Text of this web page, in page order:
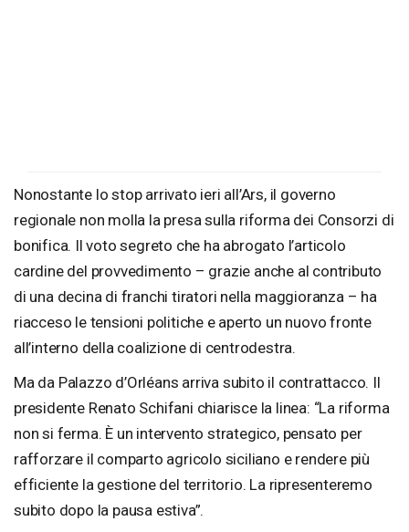
Nonostante lo stop arrivato ieri all’Ars, il governo
regionale non molla la presa sulla riforma dei Consorzi di
bonifica. Il voto segreto che ha abrogato l’articolo
cardine del provvedimento – grazie anche al contributo
di una decina di franchi tiratori nella maggioranza – ha
riacceso le tensioni politiche e aperto un nuovo fronte
all’interno della coalizione di centrodestra.
Ma da Palazzo d’Orléans arriva subito il contrattacco. Il
presidente Renato Schifani chiarisce la linea: “La riforma
non si ferma. È un intervento strategico, pensato per
rafforzare il comparto agricolo siciliano e rendere più
efficiente la gestione del territorio. La ripresenteremo
subito dopo la pausa estiva”.